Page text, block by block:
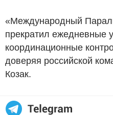
«Международный
прекратил ежедневные
координационные
доверяя российской
Козак.